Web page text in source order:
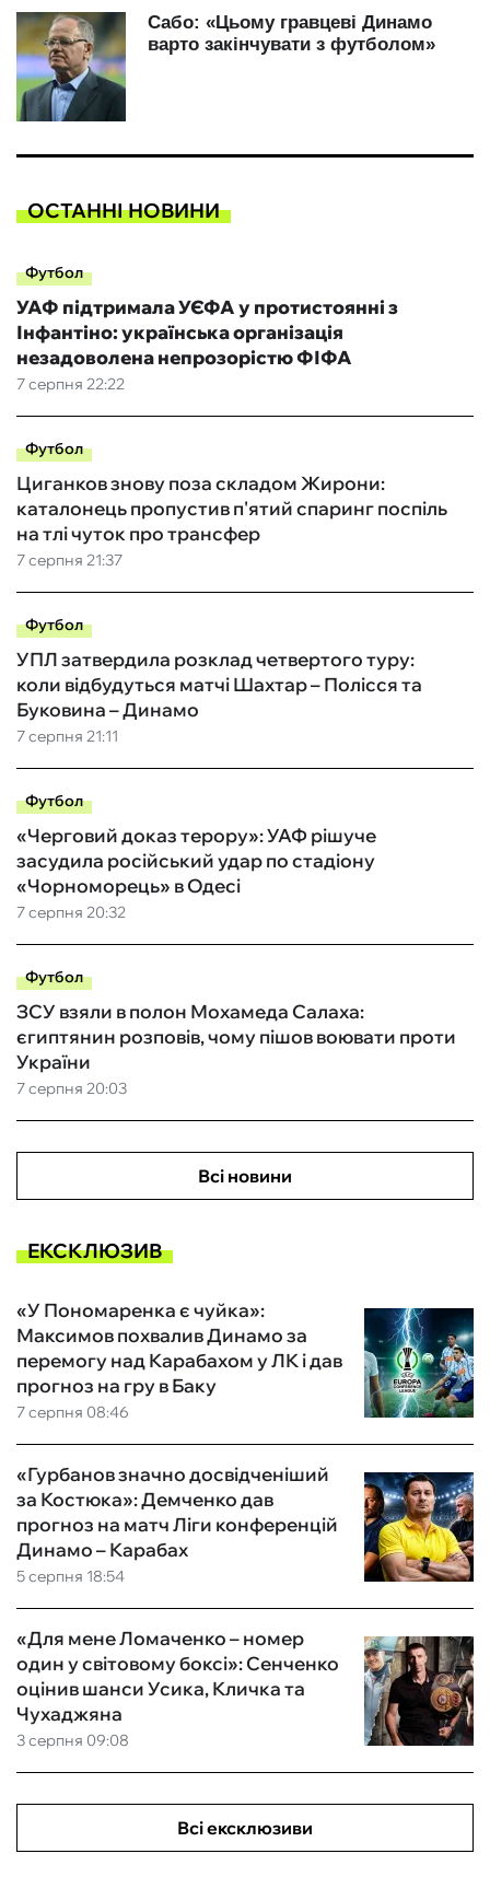
ОСТАННІ НОВИНИ
Футбол
7 серпня 22:22
УАФ підтримала УЄФА у протистоянні з
Інфантіно: українська організація
незадоволена непрозорістю ФІФА
Футбол
7 серпня 21:37
Циганков знову поза складом Жирони:
каталонець пропустив п'ятий спаринг поспіль
на тлі чуток про трансфер
Футбол
7 серпня 21:11
УПЛ затвердила розклад четвертого туру:
коли відбудуться матчі Шахтар – Полісся та
Буковина – Динамо
Футбол
7 серпня 20:32
«Черговий доказ терору»: УАФ рішуче
засудила російський удар по стадіону
«Чорноморець» в Одесі
Футбол
7 серпня 20:03
ЗСУ взяли в полон Мохамеда Салаха:
єгиптянин розповів, чому пішов воювати проти
України
Всі новини
ЕКСКЛЮЗИВ
7 серпня 08:46
«У Пономаренка є чуйка»:
Максимов похвалив Динамо за
перемогу над Карабахом у ЛК і дав
прогноз на гру в Баку
5 серпня 18:54
«Гурбанов значно досвідченіший
за Костюка»: Демченко дав
прогноз на матч Ліги конференцій
Динамо – Карабах
3 серпня 09:08
«Для мене Ломаченко – номер
один у світовому боксі»: Сенченко
оцінив шанси Усика, Кличка та
Чухаджяна
Всі ексклюзиви